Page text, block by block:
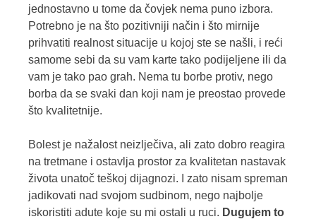
jednostavno u tome da čovjek nema puno izbora.
Potrebno je na što pozitivniji način i što mirnije
prihvatiti realnost situacije u kojoj ste se našli, i reći
samome sebi da su vam karte tako podijeljene ili da
vam je tako pao grah. Nema tu borbe protiv, nego
borba da se svaki dan koji nam je preostao provede
što kvalitetnije.
Bolest je nažalost neizlječiva, ali zato dobro reagira
na tretmane i ostavlja prostor za kvalitetan nastavak
života unatoč teškoj dijagnozi. I zato nisam spreman
jadikovati nad svojom sudbinom, nego najbolje
iskoristiti adute koje su mi ostali u ruci. Dugujem to